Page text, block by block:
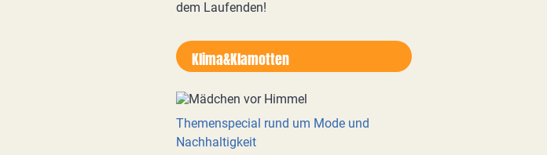
dem Laufenden!
Klima&Klamotten
Themenspecial rund um Mode und
Nachhaltigkeit